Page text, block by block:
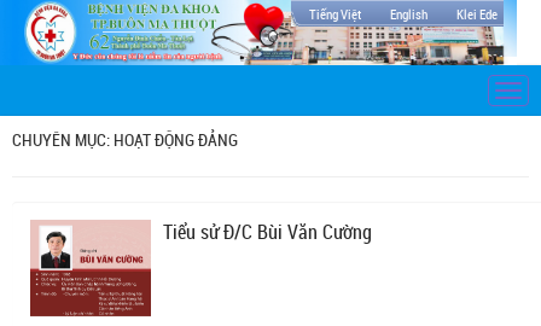
Tiếng Việt English Klei Ede
CHUYÊN MỤC: HOẠT ĐỘNG ĐẢNG
Tiểu sử Đ/C Bùi Văn Cường